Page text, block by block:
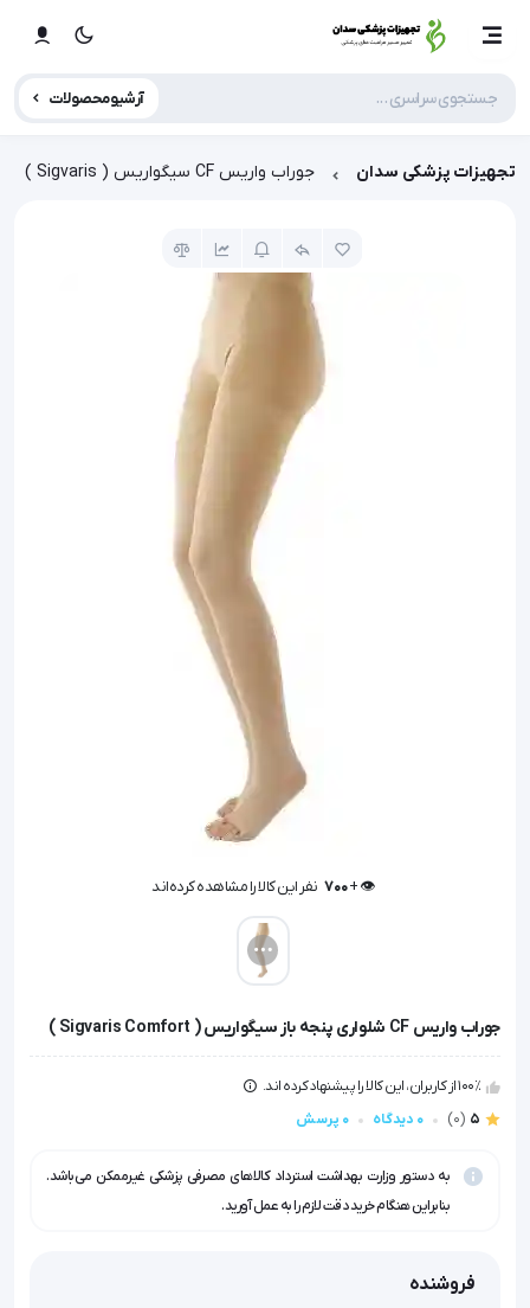
آرشیو محصولات
تجهیزات پزشکی سدان جوراب واریس CF سیگواریس ( Sigvaris )
👁️ +
700 نفر این کالا را مشاهده کرده‌اند
جوراب واریس CF شلواری پنجه باز سیگواریس ( Sigvaris Comfort )
100٪ از کاربران، این کالا را پیشنهاد کرده اند.
5
(0) 0 دیدگاه 0 پرسش
به دستور وزارت بهداشت استرداد کالاهای مصرفی پزشکی غیرممکن می‌باشد.
بنابراین هنگام خرید دقت لازم را به عمل آورید.
فروشنده